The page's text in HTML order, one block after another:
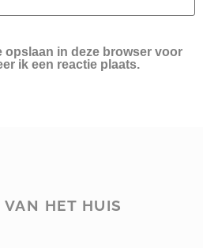
opslaan in deze browser voor
ik een reactie plaats.
VAN HET HUIS